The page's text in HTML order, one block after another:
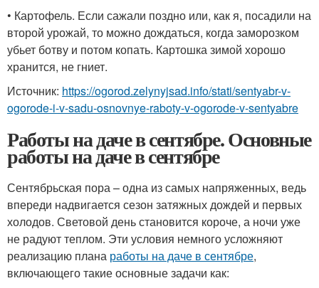
• Картофель. Если сажали поздно или, как я, посадили на
второй урожай, то можно дождаться, когда заморозком
убьет ботву и потом копать. Картошка зимой хорошо
хранится, не гниет.
Источник: https://ogorod.zelynyjsad.info/stati/sentyabr-v-
ogorode-i-v-sadu-osnovnye-raboty-v-ogorode-v-sentyabre
Работы на даче в сентябре. Основные
работы на даче в сентябре
Сентябрьская пора – одна из самых напряженных, ведь
впереди надвигается сезон затяжных дождей и первых
холодов. Световой день становится короче, а ночи уже
не радуют теплом. Эти условия немного усложняют
реализацию плана работы на даче в сентябре,
включающего такие основные задачи как: